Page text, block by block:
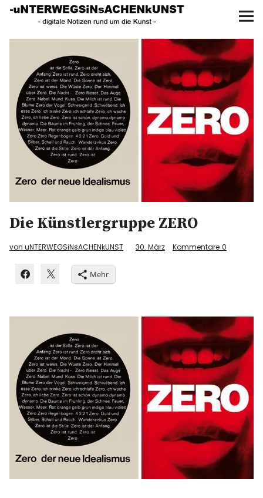
UNTERWEGS IN SACHEN
KUNST
AKTUELLE AUSSTELLUNGEN
KUNSTSPAZIERGÄNGE
ÜBER
UNSER BUCH
f I P
Die Künstlergruppe ZERO
von uNTERWEGSiNsACHENkUNST 30. März Kommentare 0
Mehr